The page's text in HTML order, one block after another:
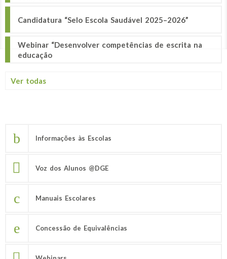
Candidatura “Selo Escola Saudável 2025–2026”
Webinar “Desenvolver competências de escrita na
educação
Ver todas
Informações às Escolas
Voz dos Alunos @DGE
Manuais Escolares
Concessão de Equivalências